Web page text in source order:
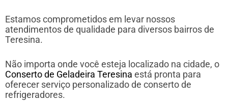
Estamos comprometidos em levar nossos
atendimentos de qualidade para diversos bairros de
Teresina.
Não importa onde você esteja localizado na cidade, o
Conserto de Geladeira Teresina está pronta para
oferecer serviço personalizado de conserto de
refrigeradores.